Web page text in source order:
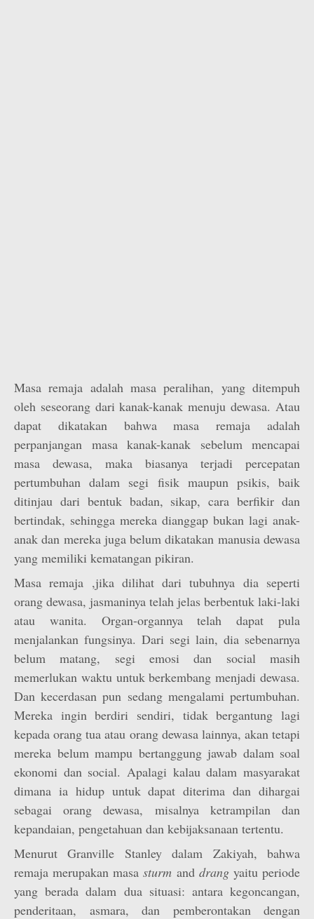
Masa remaja adalah masa peralihan, yang ditempuh
oleh seseorang dari kanak-kanak menuju dewasa. Atau
dapat dikatakan bahwa masa remaja adalah
perpanjangan masa kanak-kanak sebelum mencapai
masa dewasa, maka biasanya terjadi percepatan
pertumbuhan dalam segi fisik maupun psikis, baik
ditinjau dari bentuk badan, sikap, cara berfikir dan
bertindak, sehingga mereka dianggap bukan lagi anak-
anak dan mereka juga belum dikatakan manusia dewasa
yang memiliki kematangan pikiran.
Masa remaja ,jika dilihat dari tubuhnya dia seperti
orang dewasa, jasmaninya telah jelas berbentuk laki-laki
atau wanita. Organ-organnya telah dapat pula
menjalankan fungsinya. Dari segi lain, dia sebenarnya
belum matang, segi emosi dan social masih
memerlukan waktu untuk berkembang menjadi dewasa.
Dan kecerdasan pun sedang mengalami pertumbuhan.
Mereka ingin berdiri sendiri, tidak bergantung lagi
kepada orang tua atau orang dewasa lainnya, akan tetapi
mereka belum mampu bertanggung jawab dalam soal
ekonomi dan social. Apalagi kalau dalam masyarakat
dimana ia hidup untuk dapat diterima dan dihargai
sebagai orang dewasa, misalnya ketrampilan dan
kepandaian, pengetahuan dan kebijaksanaan tertentu.
Menurut Granville Stanley dalam Zakiyah, bahwa
remaja merupakan masasturm and drangyaitu periode
yang berada dalam dua situasi: antara kegoncangan,
penderitaan, asmara, dan pemberontakan dengan